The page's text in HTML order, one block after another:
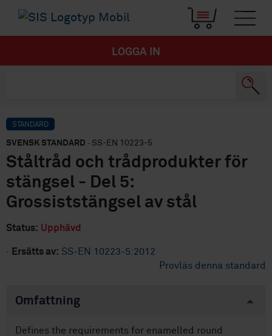
LOGGA IN
STANDARD
SVENSK STANDARD · SS-EN 10223-5
Ståltråd och trådprodukter för
stängsel - Del 5:
Grossiststängsel av stål
Status: Upphävd
· Ersätts av: SS-EN 10223-5:2012
Provläs denna standard
Omfattning
Defines the requirements for enamelled round